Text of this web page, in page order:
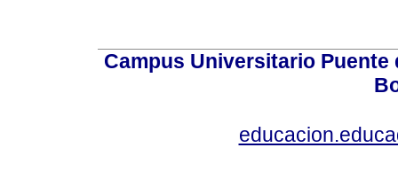
Campus Universitario Puente